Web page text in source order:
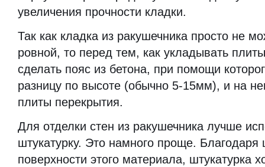
увеличения прочности кладки.
Так как кладка из ракушечника просто не
ровной, то перед тем, как укладывать
сделать пояс из бетона, при помощи
разницу по высоте (обычно 5-15мм), и на
плиты перекрытия.
Для отделки стен из ракушечника лучше
штукатурку. Это намного проще. Благодаря
поверхности этого материала, штукатурка